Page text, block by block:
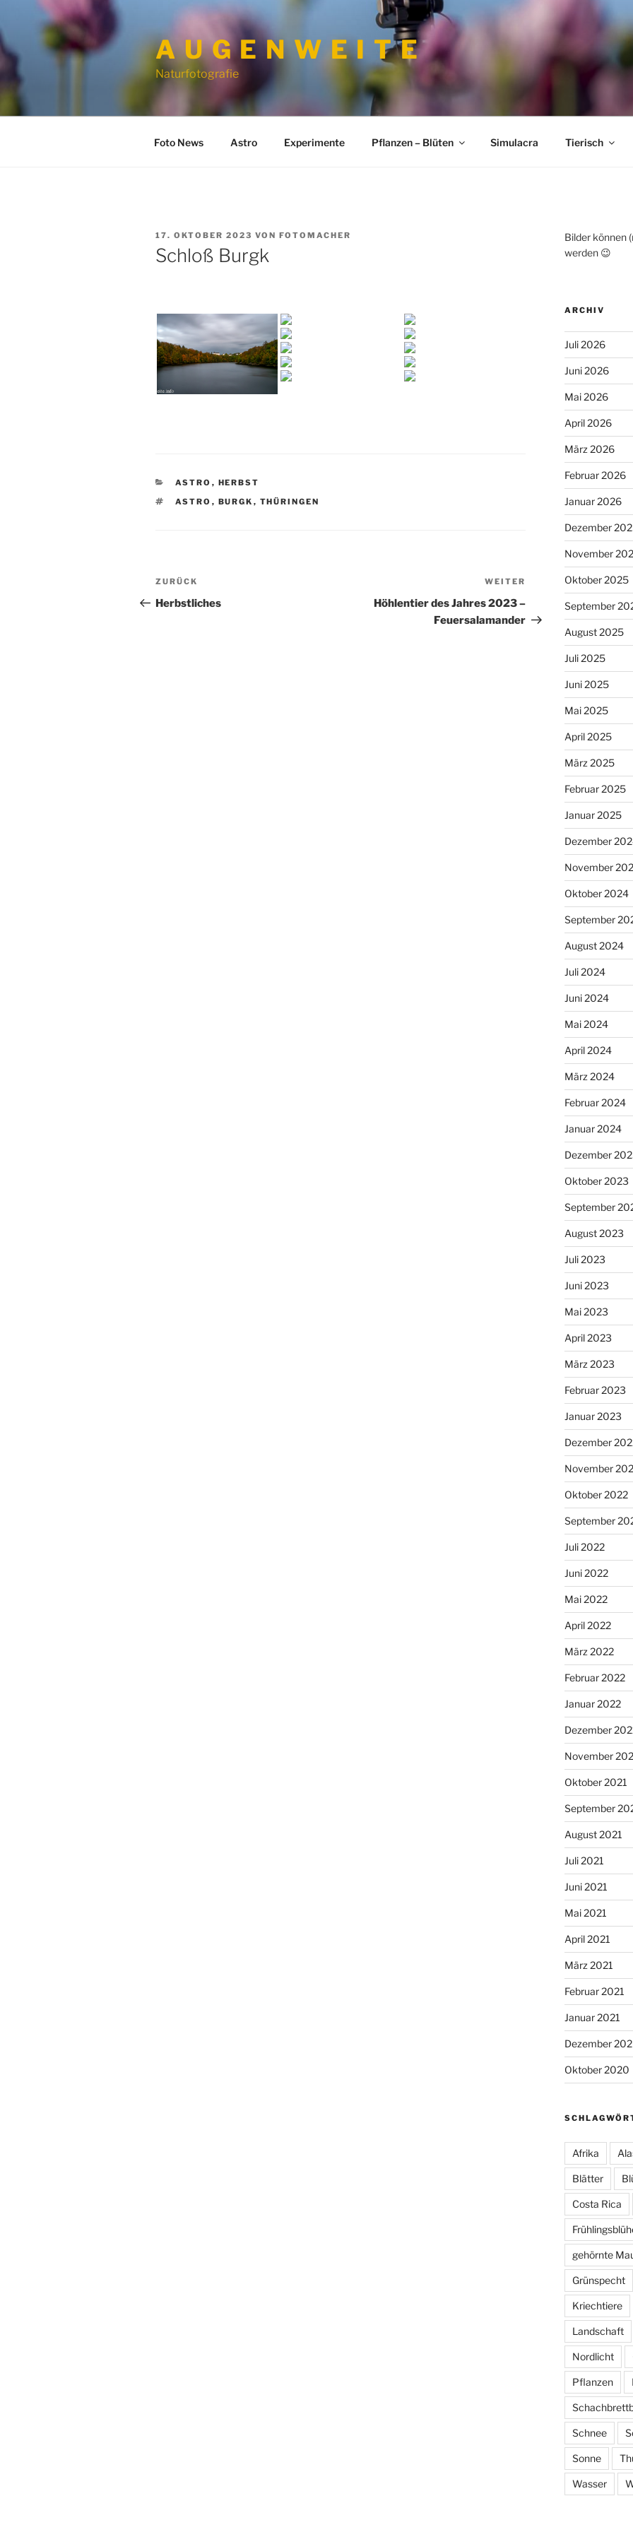
springen
A U G E N W E I T E
Naturfotografie
Foto News Astro Experimente Pflanzen – Blüten Simulacra Tierisch
VERÖFFENTLICHT
AM
17. OKTOBER 2023 VON FOTOMACHER
Schloß Burgk
KATEGORIEN
ASTRO , HERBST
SCHLAGWÖRTER
ASTRO , BURGK , THÜRINGEN
Beitragsnavigation
Vorheriger
Beitrag
ZURÜCK
Herbstliches
Nächster
Beitrag
WEITER
Höhlentier des Jahres 2023 –
Feuersalamander
Bilder können
werden 😉
ARCHIV
Juli 2026
Juni 2026
Mai 2026
April 2026
März 2026
Februar 2026
Januar 2026
Dezember
November
Oktober 2025
September
August 2025
Juli 2025
Juni 2025
Mai 2025
April 2025
März 2025
Februar 2025
Januar 2025
Dezember
November
Oktober 2024
September
August 2024
Juli 2024
Juni 2024
Mai 2024
April 2024
März 2024
Februar 2024
Januar 2024
Dezember
Oktober 2023
September
August 2023
Juli 2023
Juni 2023
Mai 2023
April 2023
März 2023
Februar 2023
Januar 2023
Dezember
November
Oktober 2022
September
Juli 2022
Juni 2022
Mai 2022
April 2022
März 2022
Februar 2022
Januar 2022
Dezember
November
Oktober 2021
September
August 2021
Juli 2021
Juni 2021
Mai 2021
April 2021
März 2021
Februar 2021
Januar 2021
Dezember
Oktober 2020
Afrika
Blätter
Costa Rica
gehörnte
Grünspecht
Kriechtiere
Landschaft
Nordlicht
Pflanzen
Schnee
Sonne
Wasser